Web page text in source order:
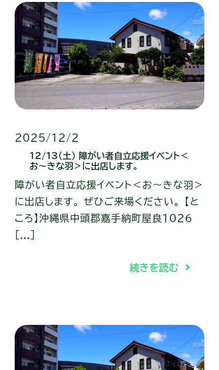
2025/12/2
12/13（土） 障がい者自立応援イベント＜
お～きな羽＞に出店します。
障がい者自立応援イベント＜お～きな羽＞
に出店します。 ぜひご来場ください。 【と
ころ】沖縄県中頭郡嘉手納町屋良1026
[...]
続きを読む